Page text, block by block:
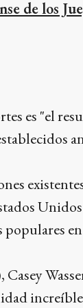
de los
es "el